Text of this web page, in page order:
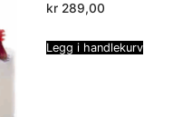
kr 289,00
Legg i handlekurv